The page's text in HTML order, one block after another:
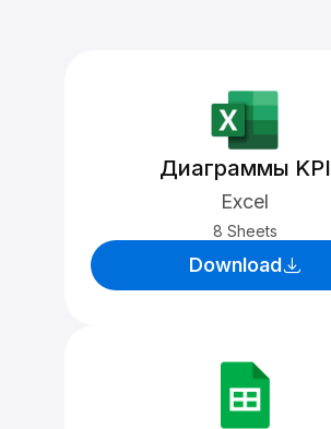
Диаграммы KPI
Excel
8 Sheets
Download